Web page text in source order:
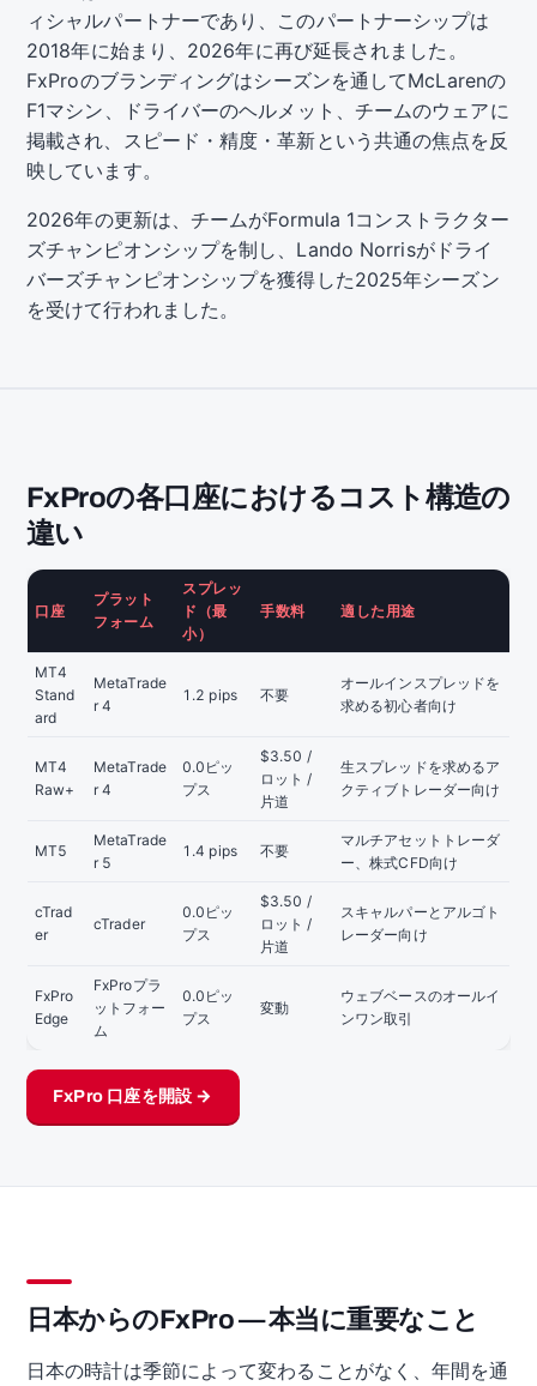
ィシャルパートナーであり、このパートナーシップは
2018年に始まり、2026年に再び延長されました。
FxProのブランディングはシーズンを通してMcLarenの
F1マシン、ドライバーのヘルメット、チームのウェアに
掲載され、スピード・精度・革新という共通の焦点を反
映しています。
2026年の更新は、チームがFormula 1コンストラクター
ズチャンピオンシップを制し、Lando Norrisがドライ
バーズチャンピオンシップを獲得した2025年シーズン
を受けて行われました。
FxProの各口座におけるコスト構造の
違い
口座
プラット
フォーム
スプレッ
ド（最
小）
手数料 適した用途
MT4
Stand
ard
MetaTrade
r 4
1.2 pips 不要
オールインスプレッドを
求める初心者向け
MT4
Raw+
MetaTrade
r 4
0.0ピッ
プス
$3.50 /
ロット /
片道
生スプレッドを求めるア
クティブトレーダー向け
MT5
MetaTrade
r 5
1.4 pips 不要
マルチアセットトレーダ
ー、株式CFD向け
cTrad
er
cTrader
0.0ピッ
プス
$3.50 /
ロット /
片道
スキャルパーとアルゴト
レーダー向け
FxPro
Edge
FxProプラ
ットフォー
ム
0.0ピッ
プス
変動
ウェブベースのオールイ
ンワン取引
FxPro 口座を開設 →
日本からのFxPro — 本当に重要なこと
日本の時計は季節によって変わることがなく、年間を通